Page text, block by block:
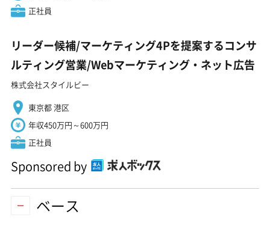
正社員
リーダー候補/マーケティング4Pを提案するコンサ
ルティング営業/Webマーケティング・ネット広告
株式会社スタイルビー
東京都 港区
年収450万円～600万円
正社員
Sponsored by
ベース